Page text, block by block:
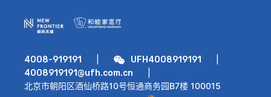
4008-919191 UFH4008919191
4008919191@ufh.com.cn
北京市朝阳区酒仙桥路10号恒通商务园B7楼 100015